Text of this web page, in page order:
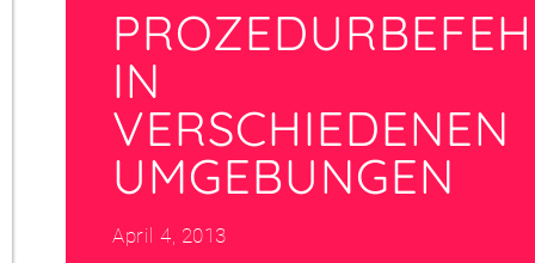
IN
VERSCHIEDENEN
UMGEBUNGEN
April 4, 2013